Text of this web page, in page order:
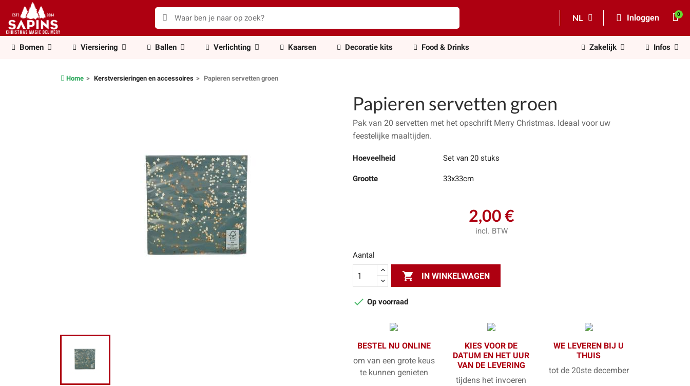
NL Inloggen
Bomen Viersiering Ballen Verlichting Kaarsen Decoratie kits Food & Drinks Zakelijk Infos
Home Kerstversieringen en accessoires Papieren servetten groen
Papieren servetten groen
Pak van 20 servetten met het opschrift Merry Christmas. Ideaal voor uw
feestelijke maaltijden.
Hoeveelheid Set van 20 stuks
Grootte 33x33cm
2,00 €
incl. BTW
Aantal
 IN WINKELWAGEN
 Op voorraad
BESTEL NU ONLINE
om van een grote keus
te kunnen genieten
KIES VOOR DE
DATUM EN HET UUR
VAN DE LEVERING
tijdens het invoeren
WE LEVEREN BIJ U
THUIS
tot de 20ste december